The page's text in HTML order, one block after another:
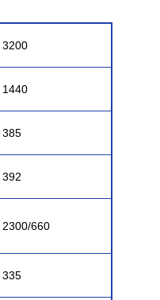
3200
1440
385
392
2300/660
335